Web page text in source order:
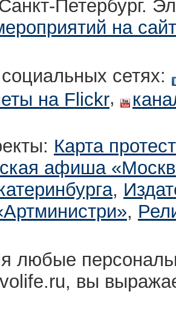
Петербург.
на сайт
сетях:
на Flickr,
Карта
афиша
,
,
любые
вы